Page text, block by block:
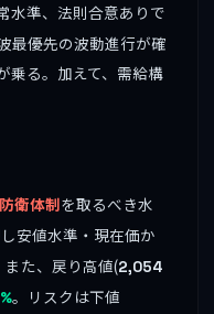
水準、法則合意ありで
最優先の波動進行が確
乗る。加えて、需給構
衛体制を取るべき水
安値水準・現在価か
た、戻り高値(2,054
。リスクは下値